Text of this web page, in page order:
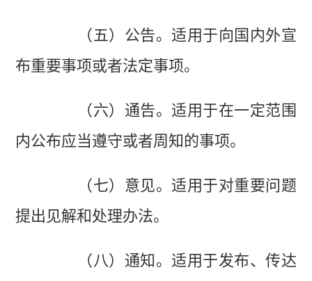
（五）公告。适用于向国内外宣
布重要事项或者法定事项。
（六）通告。适用于在一定范围
内公布应当遵守或者周知的事项。
（七）意见。适用于对重要问题
提出见解和处理办法。
（八）通知。适用于发布、传达